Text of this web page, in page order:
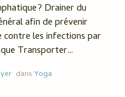
Drainer du
afin de prévenir
contre les infections par
Transporter…
dansYoga